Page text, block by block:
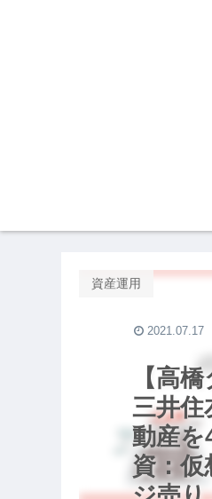
【高
三井住
動産を
資：仮
資産運用
2021.07.17